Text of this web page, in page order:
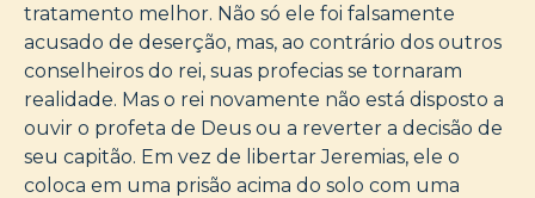
tratamento melhor. Não só ele foi falsamente
acusado de deserção, mas, ao contrário dos outros
conselheiros do rei, suas profecias se tornaram
realidade. Mas o rei novamente não está disposto a
ouvir o profeta de Deus ou a reverter a decisão de
seu capitão. Em vez de libertar Jeremias, ele o
coloca em uma prisão acima do solo com uma